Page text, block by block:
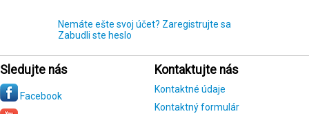
Nemáte ešte svoj účet? Zaregistrujte sa
Zabudli ste heslo
Sledujte nás
Facebook
Kontaktujte nás
Kontaktné údaje
Kontaktný formulár